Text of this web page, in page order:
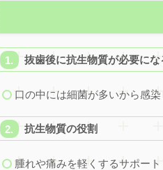
抜歯後に抗生物質が必要にな
口の中には細菌が多いから感
抗生物質の役割
腫れや痛みを軽くするサポート